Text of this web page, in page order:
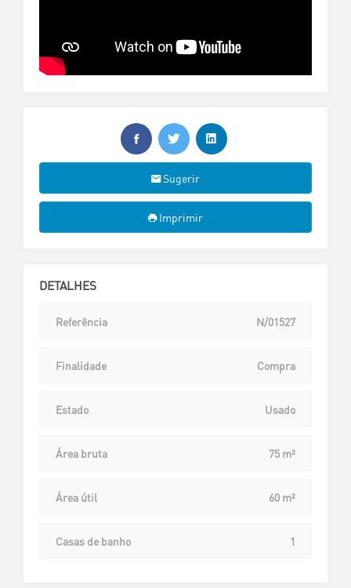
Sugerir
Imprimir
DETALHES
Referência N/01527
Finalidade Compra
Estado Usado
Área bruta 75 m²
Área útil 60 m²
Casas de banho 1